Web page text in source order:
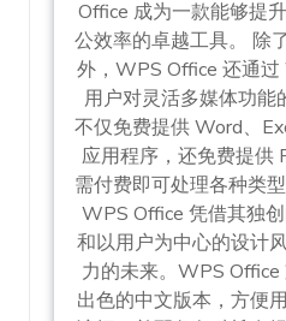
Office 成为一款能够提
公效率的卓越工具。 除
外，WPS Office 还通
用户对灵活多媒体功
不仅免费提供 Word、
应用程序，还免费提供
需付费即可处理各种类
WPS Office 凭借其独
和以用户为中心的设计
力的未来。WPS
出色的中文版本，方便